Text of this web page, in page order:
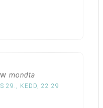
mondta
29., KEDD, 22:29